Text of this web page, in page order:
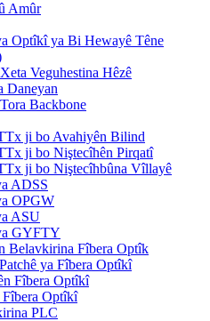
Amûr
Optîkî ya Bi Hewayê Têne
Veguhestina Hêzê
Daneyan
Backbone
ji bo Avahiyên Bilind
ji bo Niştecîhên Pirqatî
ji bo Niştecîhbûna Vîllayê
ADSS
OPGW
ASU
GYFTY
Belavkirina Fîbera Optîk
ya Fîbera Optîkî
Fîbera Optîkî
Fîbera Optîkî
PLC